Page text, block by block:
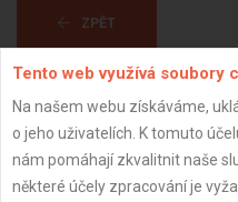
ZPĚT
Aktualizováno z portálu
Tento web využívá soubory
Na našem webu získáváme,
o jeho uživatelích. K tomuto
nám pomáhají zkvalitnit naše
některé účely zpracování je